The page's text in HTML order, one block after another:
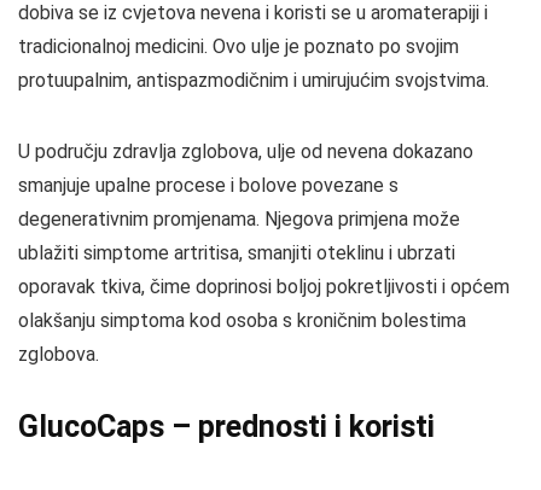
dobiva se iz cvjetova nevena i koristi se u aromaterapiji i
tradicionalnoj medicini. Ovo ulje je poznato po svojim
protuupalnim, antispazmodičnim i umirujućim svojstvima.
U području zdravlja zglobova, ulje od nevena dokazano
smanjuje upalne procese i bolove povezane s
degenerativnim promjenama. Njegova primjena može
ublažiti simptome artritisa, smanjiti oteklinu i ubrzati
oporavak tkiva, čime doprinosi boljoj pokretljivosti i općem
olakšanju simptoma kod osoba s kroničnim bolestima
zglobova.
GlucoCaps – prednosti i koristi